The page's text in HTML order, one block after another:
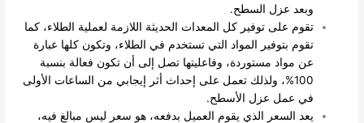
وبعد عزل السطح.
تقوم على توفير كل المعدات الحديثة اللازمة لعملية الطلاء، كما
تقوم بتوفير المواد التي تستخدم في الطلاء، وتكون كلها عبارة
عن مواد مستوردة، وفاعليتها تصل إلى أن تكون فعالة بنسبة
100%، ولذلك تعمل على إحداث أثر إيجابي من الساعات الأولى
في عمل عزل الأسطح.
يعد السعر الذي يقوم العميل بدفعه، هو سعر ليس مبالغ فيه،